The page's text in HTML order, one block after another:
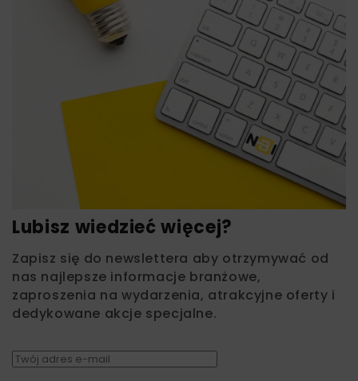
Lubisz wiedzieć więcej?
Zapisz się do newslettera aby otrzymywać od
nas najlepsze informacje branżowe,
zaproszenia na wydarzenia, atrakcyjne oferty i
dedykowane akcje specjalne.